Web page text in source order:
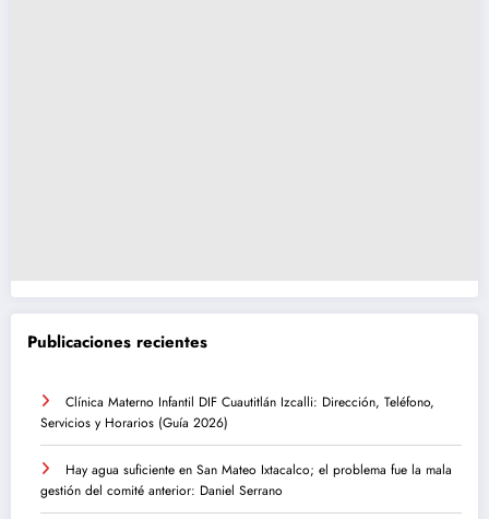
Publicaciones recientes
Clínica Materno Infantil DIF Cuautitlán Izcalli: Dirección, Teléfono,
Servicios y Horarios (Guía 2026)
Hay agua suficiente en San Mateo Ixtacalco; el problema fue la mala
gestión del comité anterior: Daniel Serrano